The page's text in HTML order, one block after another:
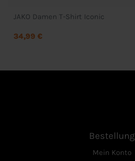
JAKO Damen T-Shirt Iconic
34,99 €
Bestellung
Mein Konto